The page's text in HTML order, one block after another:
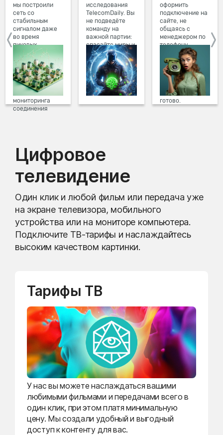
мы построили
сеть со
стабильным
сигналом даже
во время
пиковых
нагрузок в
вечернее время.
Мы постоянно
обновляем наше
оборудование в
домах, а система
мониторинга
соединения
исследования
TelecomDaily. Вы
не подведёте
команду на
важной партии:
спасайте миры и
побеждайте с
друзьями в
онлайн-играх.
оформить
подключение на
сайте, не
общаясь с
менеджером по
телефону.
Просто в три
клика заполните
форму заявки на
сайте, выберите
дату и время
подключения,
готово.
Цифровое
телевидение
Один клик и любой фильм или передача уже
на экране телевизора, мобильного
устройства или на мониторе компьютера.
Подключите ТВ-тарифы и наслаждайтесь
высоким качеством картинки.
Тарифы ТВ
У нас вы можете наслаждаться вашими
любимыми фильмами и передачами всего в
один клик, при этом платя минимальную
цену. Мы создали удобный и выгодный
доступ к контенту для вас.